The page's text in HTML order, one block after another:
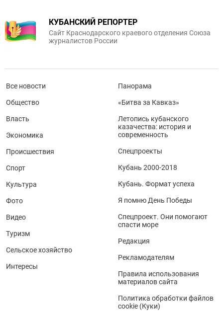
КУБАНСКИЙ РЕПОРТЕР
Сайт Краснодарского краевого отделения Союза
журналистов России
Все новости
Общество
Власть
Экономика
Происшествия
Спорт
Культура
Фото
Видео
Туризм
Сельское хозяйство
Интересы
Панорама
«Битва за Кавказ»
Летопись кубанского
казачества: история и
современность
Спецпроекты
Кубань 2000-2018
Кубань. Формат успеха
Я помню День Победы
Спецпроект. Они помогают
спасти море
Редакция
Рекламодателям
Правила использования
материалов сайта
Политика обработки файлов
cookie (Куки)